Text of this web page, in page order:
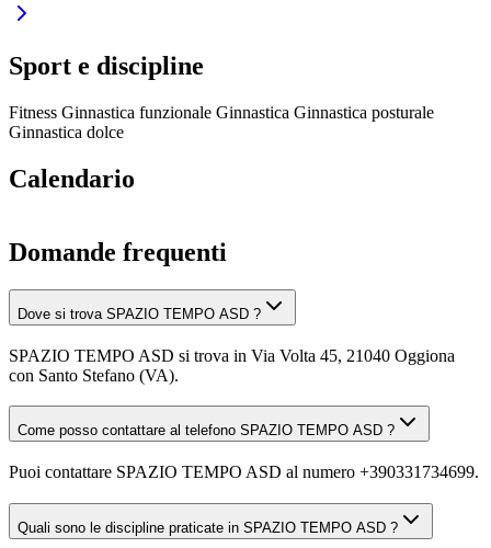
Sport e discipline
Fitness Ginnastica funzionale Ginnastica Ginnastica posturale
Ginnastica dolce
Calendario
Domande frequenti
Dove si trova SPAZIO TEMPO ASD ?
SPAZIO TEMPO ASD si trova in Via Volta 45, 21040 Oggiona
con Santo Stefano (VA).
Come posso contattare al telefono SPAZIO TEMPO ASD ?
Puoi contattare SPAZIO TEMPO ASD al numero +390331734699.
Quali sono le discipline praticate in SPAZIO TEMPO ASD ?